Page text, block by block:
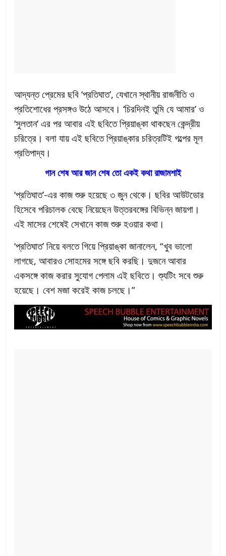
আদ্যন্ত প্রেমের ছবি ‘প্রতিঘাত’, যেখানে স্থানীয় রাজনীতি ও
প্রতিশোধের প্রসঙ্গও উঠে আসবে। ‘চিরদিনই তুমি যে আমার’ ও
‘সুলতান’ এর পর আবার এই ছবিতে প্রিয়াঙ্কা থাকছেন কেন্দ্রীয়
চরিত্রে। বলা যায় এই ছবিতে প্রিয়াঙ্কার চরিত্রটিই গল্পের মূল
প্রতিপাদ্য।
গান শেষ আর জান শেষ তো একই কথা রাজামশাই
‘প্রতিঘাত’-এর কাজ শুরু হয়েছে ৩ জুন থেকে। ছবির আউটডোর
হিসেবে পরিচালক বেছে নিয়েছেন উত্তরবঙ্গের বিভিন্ন জায়গা।
এই মাসের শেষেই সেখানে কাজ শুরু হওয়ার কথা।
‘প্রতিঘাত’ নিয়ে বলতে গিয়ে প্রিয়াঙ্কা জানালেন, “খুব ভালো
লাগছে, আবারও সোহমের সঙ্গে ছবি করছি। দুজনে আবার
একসঙ্গে কাজ করার সুযোগ পেলাম এই ছবিতে। শ্যুটিং সবে শুরু
হয়েছে। বেশ মজা করেই কাজ চলছে।”